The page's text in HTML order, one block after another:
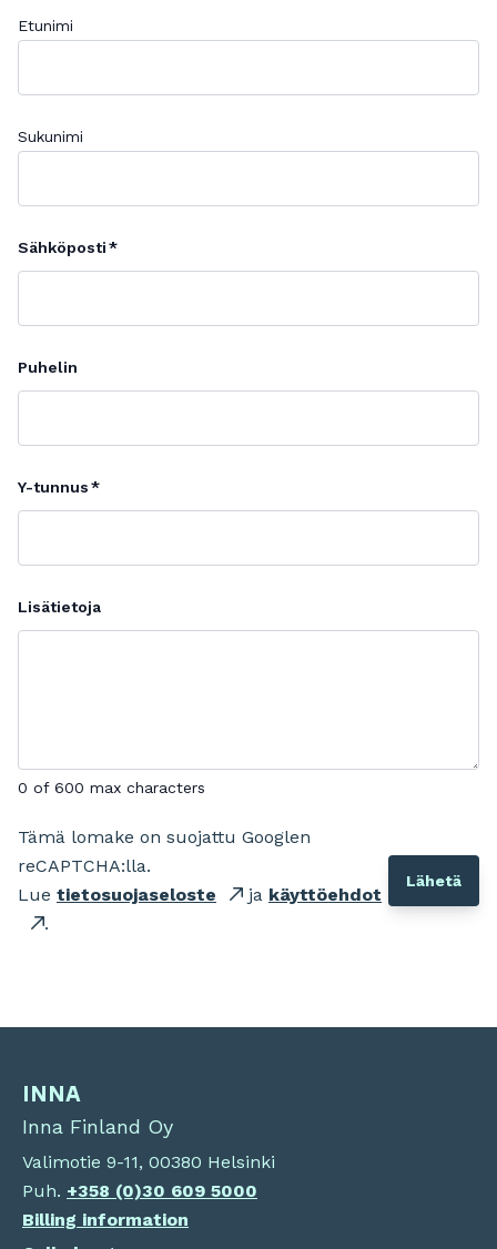
Etunimi
Sukunimi
Sähköposti
Puhelin
Y-tunnus
Lisätietoja
0 of 600 max characters
Tämä lomake on suojattu Googlen
reCAPTCHA:lla.
Lue tietosuojaseloste ja käyttöehdot
.
INNA
Inna Finland Oy
Valimotie 9-11, 00380 Helsinki
Puh. +358 (0)30 609 5000
Billing information